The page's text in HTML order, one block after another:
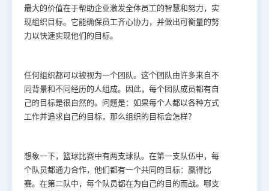
最大的价值在于帮助企业激发全体员工的智慧和努力，实
现组织目标。它能确保员工齐心协力，并做出可衡量的努
力以快速实现他们的目标。
任何组织都可以被视为一个团队。这个团队由许多来自不
同背景和不同经历的人组成。因此，每个团队成员都有自
己的目标是很自然的。问题是：如果每个人都以各种方式
工作并追求自己的目标，那么组织的目标会怎样？
想象一下，篮球比赛中有两支球队。在第一支队伍中，每
个队员都通力合作，他们都有一个共同的目标：赢得比
赛。在第二队中，每个队员都在为自己的目的而战。哪支